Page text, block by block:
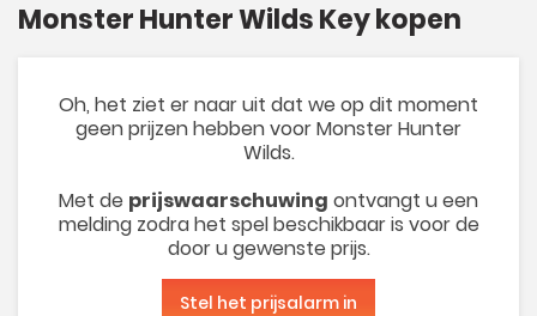
Monster Hunter Wilds Key kopen
Oh, het ziet er naar uit dat we op dit moment
geen prijzen hebben voor Monster Hunter
Wilds.
Met de prijswaarschuwing ontvangt u een
melding zodra het spel beschikbaar is voor de
door u gewenste prijs.
Stel het prijsalarm in